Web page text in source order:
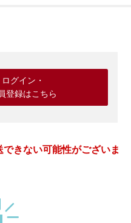
ログイン・
登録はこちら
きない可能性がございま